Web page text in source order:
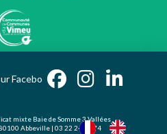
sur Fa
mixte Baie de Somme 3 Vallées
Abbeville | 03 22 24 40 74